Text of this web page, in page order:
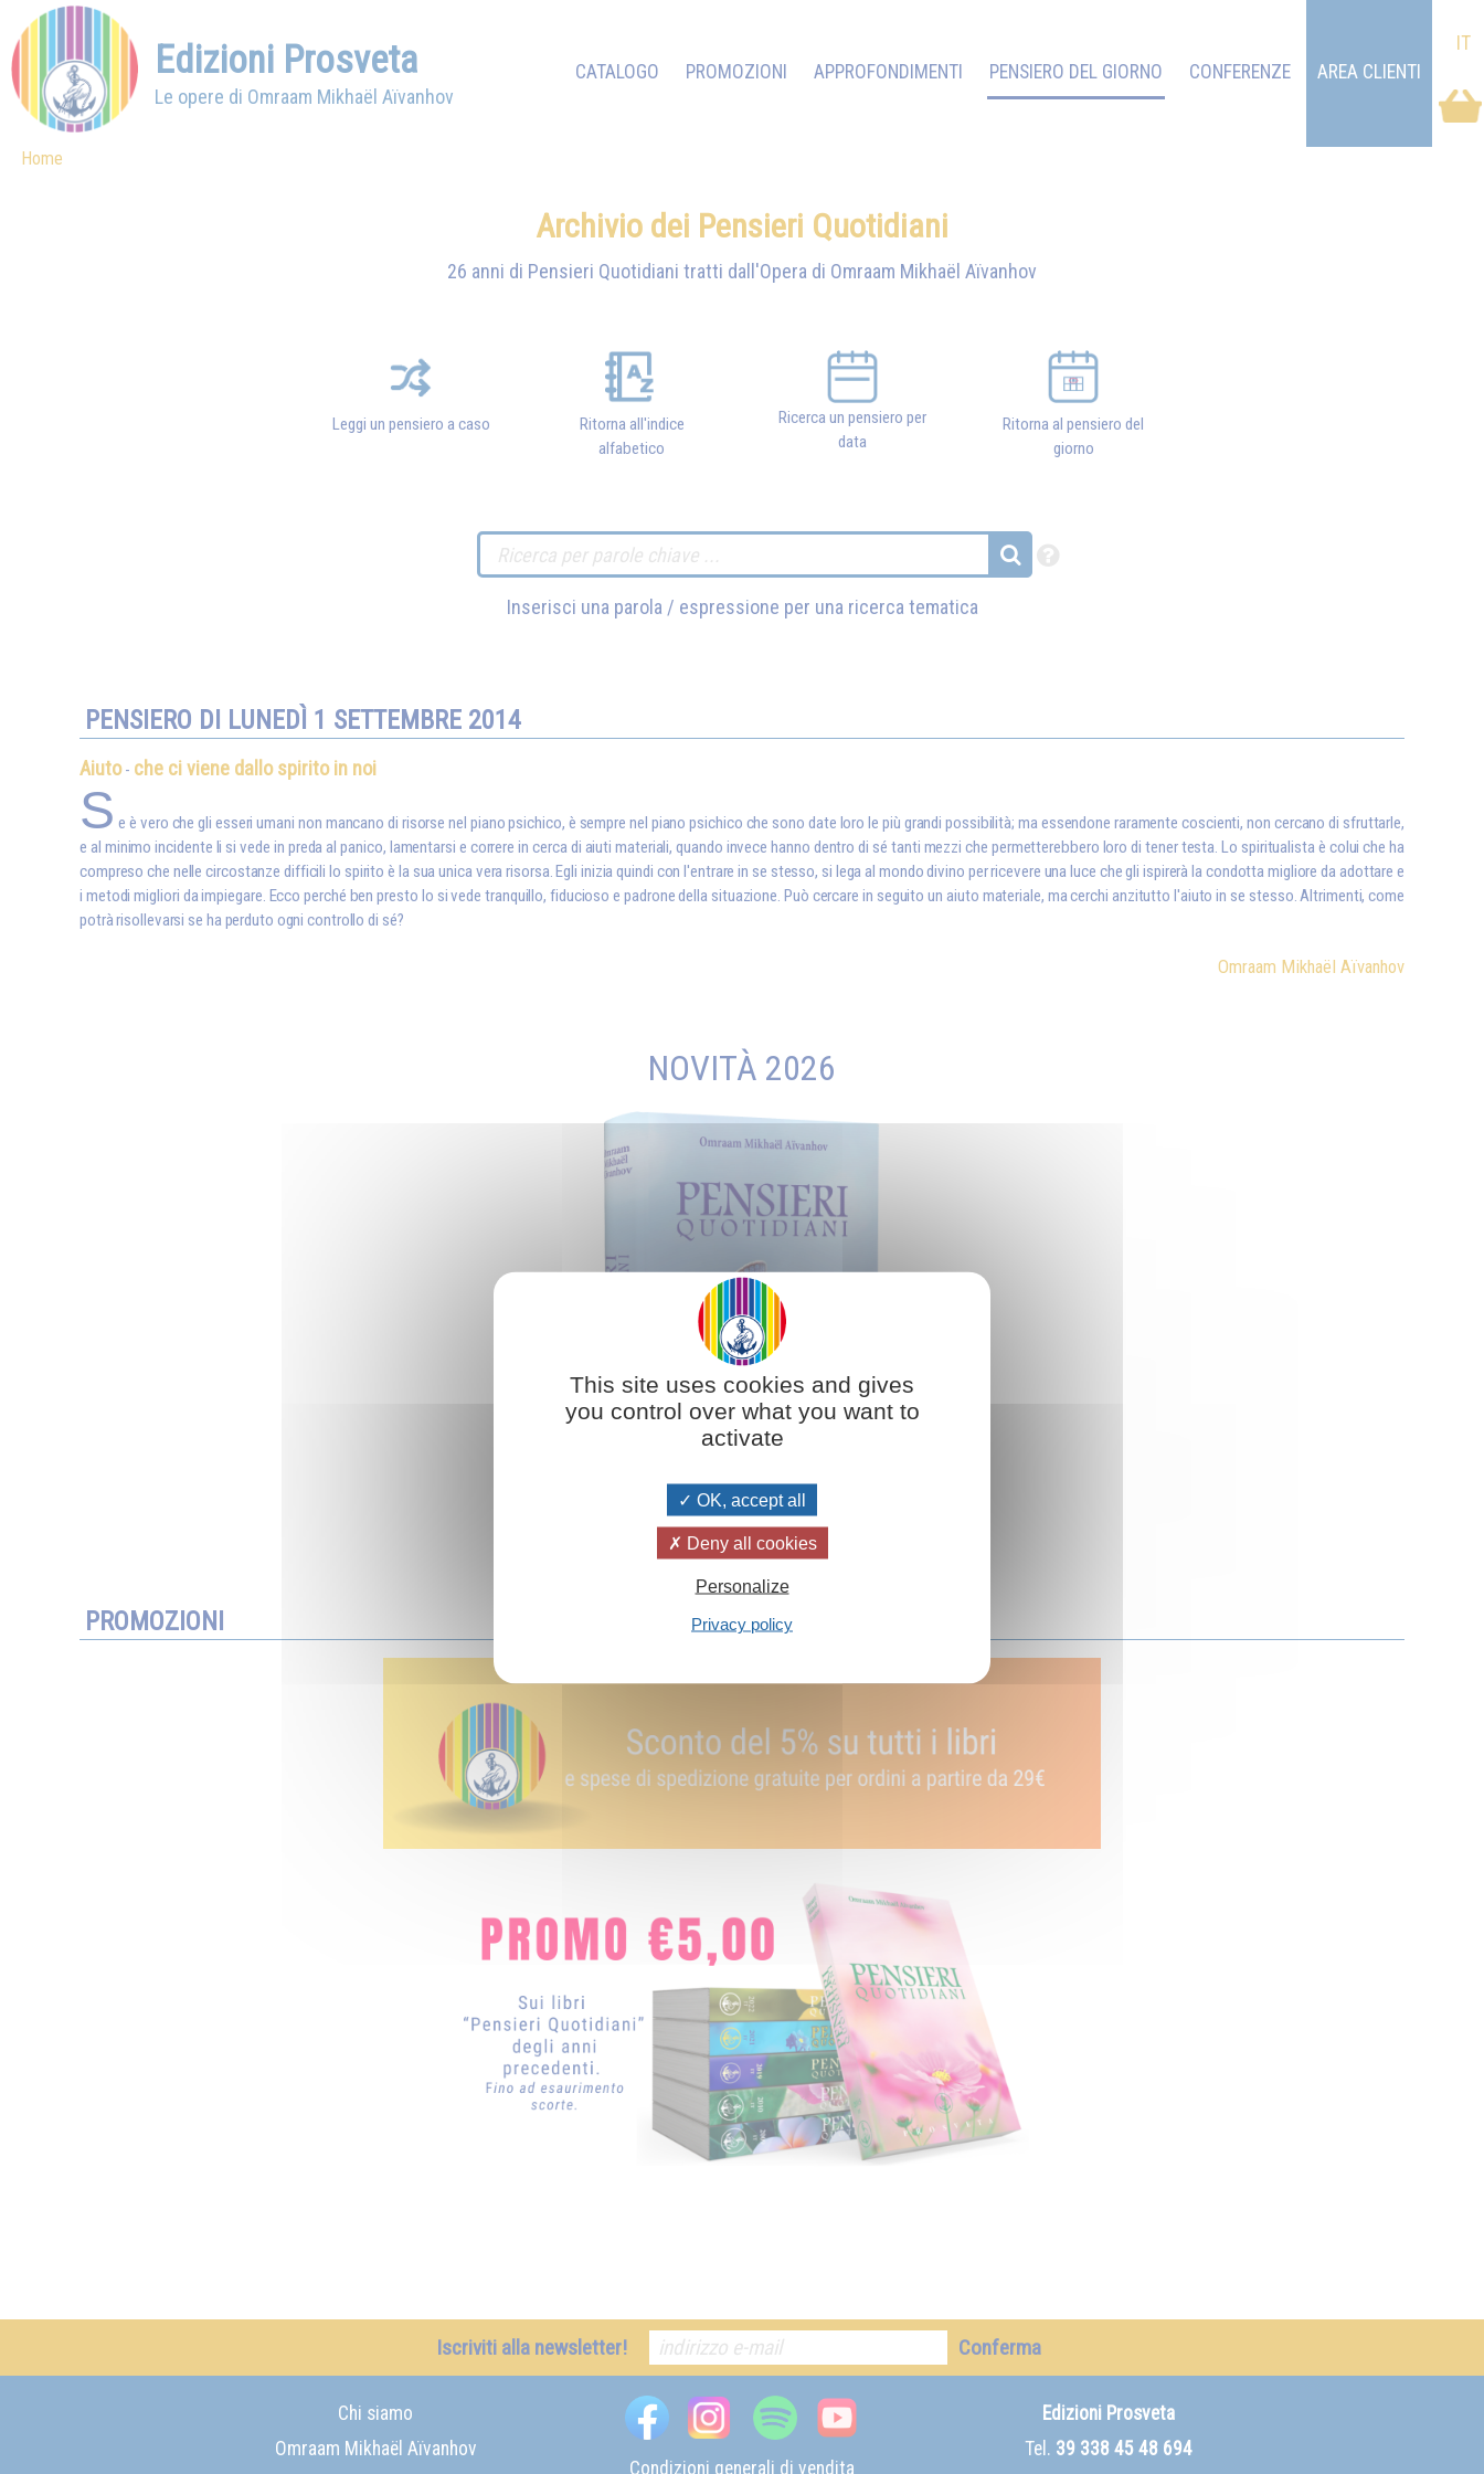
Edizioni Prosveta
Le opere di Omraam Mikhaël Aïvanhov
CATALOGO PROMOZIONI APPROFONDIMENTI PENSIERO DEL GIORNO CONFERENZE AREA CLIENTI
IT
Home
Archivio dei Pensieri Quotidiani
26 anni di Pensieri Quotidiani tratti dall'Opera di Omraam Mikhaël Aïvanhov
Leggi un pensiero a caso
Ritorna all'indice
alfabetico
Ricerca un pensiero per
data
Ritorna al pensiero del
giorno
Inserisci una parola / espressione per una ricerca tematica
PENSIERO DI LUNEDÌ 1 SETTEMBRE 2014
Aiuto- che ci viene dallo spirito in noi
S e è vero che gli esseri umani non mancano di risorse nel piano psichico, è sempre nel piano psichico che sono date loro le più grandi possibilità; ma essendone raramente coscienti, non cercano di sfruttarle,
e al minimo incidente li si vede in preda al panico, lamentarsi e correre in cerca di aiuti materiali, quando invece hanno dentro di sé tanti mezzi che permetterebbero loro di tener testa. Lo spiritualista è colui che ha
compreso che nelle circostanze difficili lo spirito è la sua unica vera risorsa. Egli inizia quindi con l'entrare in se stesso, si lega al mondo divino per ricevere una luce che gli ispirerà la condotta migliore da adottare e
i metodi migliori da impiegare. Ecco perché ben presto lo si vede tranquillo, fiducioso e padrone della situazione. Può cercare in seguito un aiuto materiale, ma cerchi anzitutto l'aiuto in se stesso. Altrimenti, come
potrà risollevarsi se ha perduto ogni controllo di sé?
Omraam Mikhaël Aïvanhov
NOVITÀ 2026
Aggiungi al carrello
PROMOZIONI
Iscriviti alla newsletter! Conferma
Chi siamo
Omraam Mikhaël Aïvanhov
Condizioni generali di vendita
Edizioni Prosveta
Tel. 39 338 45 48 694
This site uses cookies and gives
you control over what you want to
activate
OK, accept all
Deny all cookies
Personalize
Privacy policy